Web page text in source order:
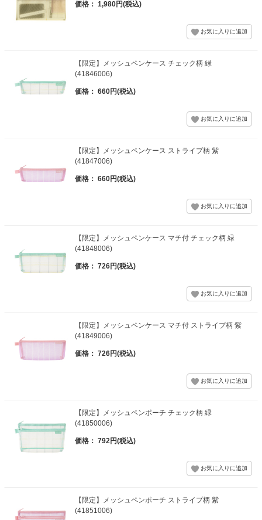
価格： 1,980円(税込)
【限定】メッシュペンケース チェック柄 緑
(41846006)
価格： 660円(税込)
【限定】メッシュペンケース ストライプ柄 紫
(41847006)
価格： 660円(税込)
【限定】メッシュペンケース マチ付 チェック柄 緑
(41848006)
価格： 726円(税込)
【限定】メッシュペンケース マチ付 ストライプ柄 紫
(41849006)
価格： 726円(税込)
【限定】メッシュペンポーチ チェック柄 緑
(41850006)
価格： 792円(税込)
【限定】メッシュペンポーチ ストライプ柄 紫
(41851006)